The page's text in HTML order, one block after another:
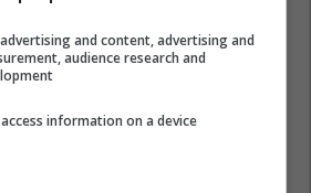
and content, advertising and
audience research and
information on a device